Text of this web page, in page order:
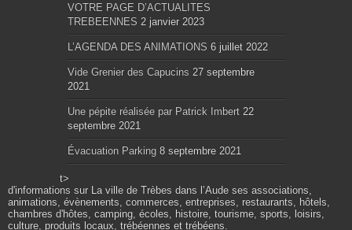
VOTRE PAGE D’ACTUALITES
TREBEENNES 2 janvier 2023
L’AGENDA DES ANIMATIONS 6 juillet 2022
Vide Grenier des Capucins 27 septembre
2021
Une pépite réalisée par Patrick Imbert 22
septembre 2021
Évacuation Parking 8 septembre 2021
t>
d'informations sur La ville de Trèbes dans l’Aude ses associations,
animations, évènements, commerces, entreprises, restaurants, hôtels,
chambres d'hôtes, camping, écoles, histoire, tourisme, sports, loisirs,
culture, produits locaux, trébéennes et trébéens.